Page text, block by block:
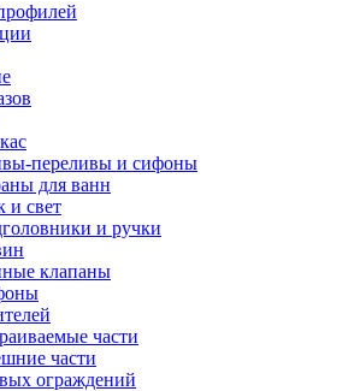
переливы и сифоны
для ванн
и свет
и ручки
клапаны
части
части
ограждений